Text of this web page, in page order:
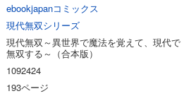
ebookjapanコミックス
現代無双シリーズ
現代無双～異世界で魔法を覚えて、現代で
無双する～（合本版）
1092424
193ページ